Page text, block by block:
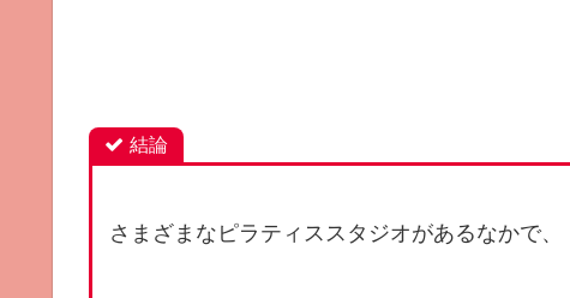
結論
さまざまなピラティススタジオがあるなかで、